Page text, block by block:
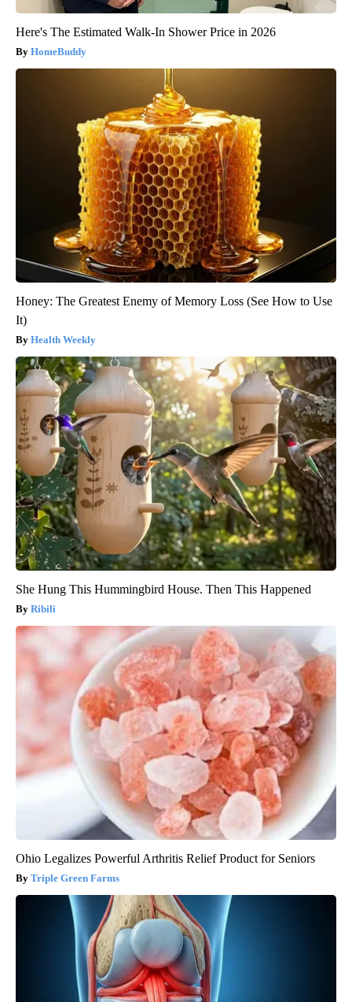
Here's The Estimated Walk-In Shower Price in 2026
HomeBuddy
Honey: The Greatest Enemy of Memory Loss (See How to Use
It)
Health Weekly
She Hung This Hummingbird House. Then This Happened
Ribili
Ohio Legalizes Powerful Arthritis Relief Product for Seniors
Triple Green Farms